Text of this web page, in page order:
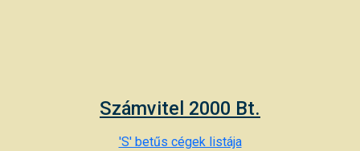
Számvitel 2000 Bt.
'S' betűs cégek listája